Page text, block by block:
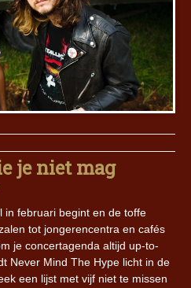
je niet mag
in februari begint en de toffe
tot jongerencentra en cafés
je concertagenda altijd up-to-
Never Mind The Hype licht in de
een lijst met vijf niet te missen